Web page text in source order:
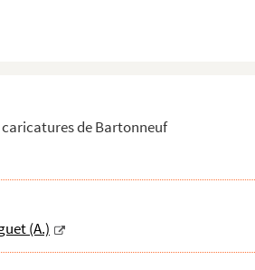
caricatures de Bartonneuf
(A.)